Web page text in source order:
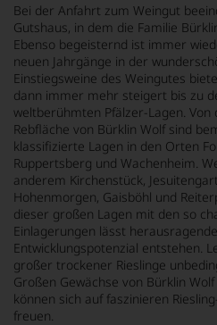
Bei der Anfahrt zum Weingut
Gutshaus, in dem die Familie
Ebenso begeisternd ist immer
neuen Jahrgänge in der
Einstiegsweine des Weingutes
dann immer mehr steigert bis zu
weltberühmten Pfälzer-Lagen.
Rebfläche von Bürklin Wolf sind
klassifizierte Lagen in den Orten
Ruppertsberg und Wachenheim.
anderem Kirchenstück,
Hohenmorgen, Gaisböhl und
dieser großen Lagen mit den so
Einlagerungen lässt
Entwicklungspotenzial entstehen.
großer trockener Rieslinge
Großen Gewächse von Bürklin
können sich auf faszinieren
freuen.